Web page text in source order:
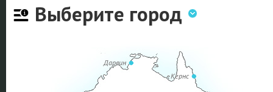
Выберите город
Кернс
Дарвин